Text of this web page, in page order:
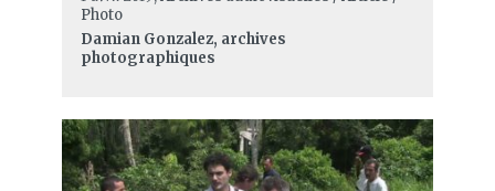
Photo
Damian Gonzalez, archives
photographiques